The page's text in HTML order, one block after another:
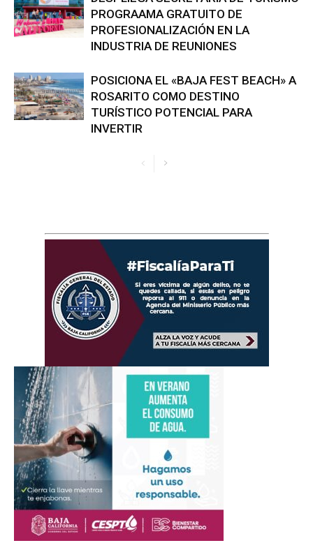
PROGRAAMA GRATUITO DE
PROFESIONALIZACIÓN EN LA
INDUSTRIA DE REUNIONES
POSICIONA EL «BAJA FEST BEACH» A
ROSARITO COMO DESTINO
TURÍSTICO POTENCIAL PARA
INVERTIR